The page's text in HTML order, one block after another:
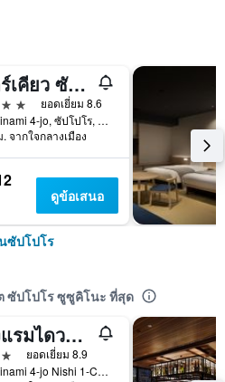
เมอร์เคียว ซัปโปโร
ยอดเยี่ยม 8.6
2-4 Minami 4-jo, ซัปโปโร, ญี่ปุ่น
จากใจกลางเมือง
ดูข้อเสนอ
ซัปโปโร
ซัปโปโร ซูซูคิโนะ ที่สุด
โรงแรมไดวะ รอยเน็ต ซัปโปโร-สุสุกิโนะ
ยอดเยี่ยม 8.9
2-1 Minami 4-jo Nishi 1-Chome Chuo-ku, ซัปโปโร, ญี่ปุ่น